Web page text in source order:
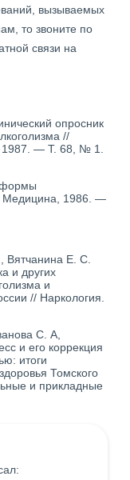
вызываемых
то звоните по
связи на
опросник
//
1987. — Т. 68, № 1.
формы
Медицина, 1986. —
Вятчанина Е. С.
и других
и
// Наркология.
С. А,
и его коррекция
итоги
Томского
и прикладные